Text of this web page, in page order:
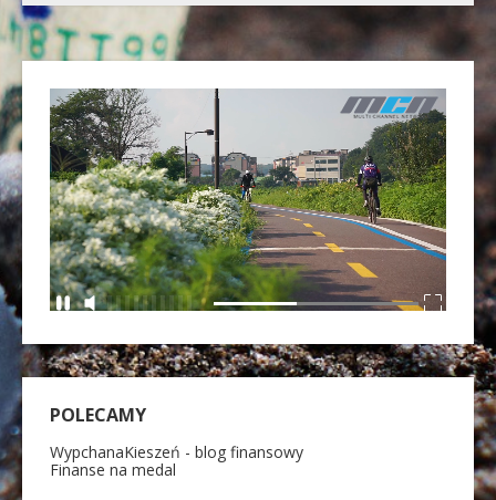
POLECAMY
WypchanaKieszeń - blog finansowy
Finanse na medal